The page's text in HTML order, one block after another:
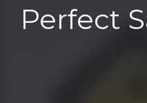
Perfect